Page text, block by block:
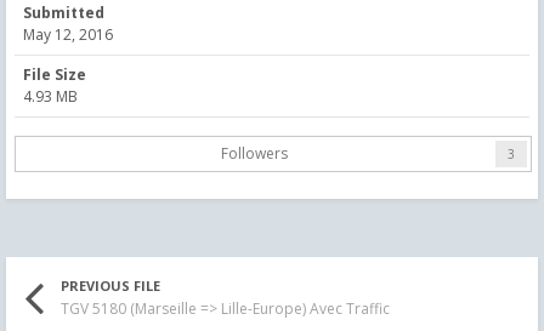
Submitted
May 12, 2016
File Size
4.93 MB
Followers 3
PREVIOUS FILE
TGV 5180 (Marseille => Lille-Europe) Avec Traffic